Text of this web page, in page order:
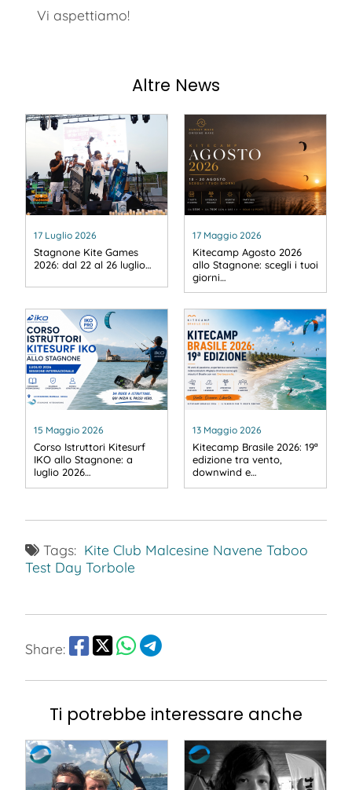
Vi aspettiamo!
Altre News
17 Luglio 2026
Stagnone Kite Games
2026: dal 22 al 26 luglio…
17 Maggio 2026
Kitecamp Agosto 2026
allo Stagnone: scegli i tuoi
giorni…
15 Maggio 2026
Corso Istruttori Kitesurf
IKO allo Stagnone: a
luglio 2026…
13 Maggio 2026
Kitecamp Brasile 2026: 19ª
edizione tra vento,
downwind e…
Tags: Kite Club Malcesine Navene Taboo
Test Day Torbole
Share:
Ti potrebbe interessare anche